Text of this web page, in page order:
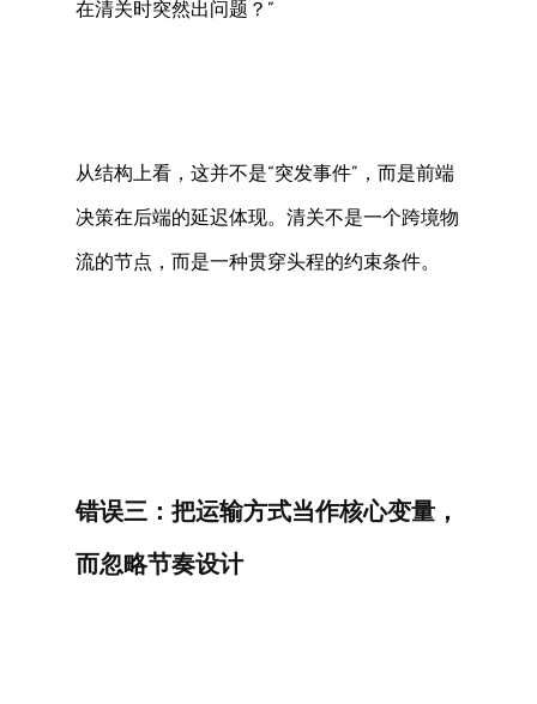
在清关时突然出问题？”
从结构上看，这并不是“突发事件”，而是前端
决策在后端的延迟体现。清关不是一个跨境物
流的节点，而是一种贯穿头程的约束条件。
错误三：把运输方式当作核心变量，
而忽略节奏设计